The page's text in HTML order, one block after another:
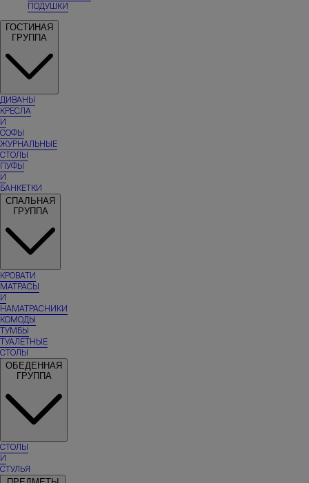
ПОДУШКИ
ГОСТИНАЯ
ГРУППА
ДИВАНЫ
КРЕСЛА
И
СОФЫ
ЖУРНАЛЬНЫЕ
СТОЛЫ
ПУФЫ
И
БАНКЕТКИ
СПАЛЬНАЯ
ГРУППА
КРОВАТИ
МАТРАСЫ
И
НАМАТРАСНИКИ
КОМОДЫ
ТУМБЫ
ТУАЛЕТНЫЕ
СТОЛЫ
ОБЕДЕННАЯ
ГРУППА
СТОЛЫ
И
СТУЛЬЯ